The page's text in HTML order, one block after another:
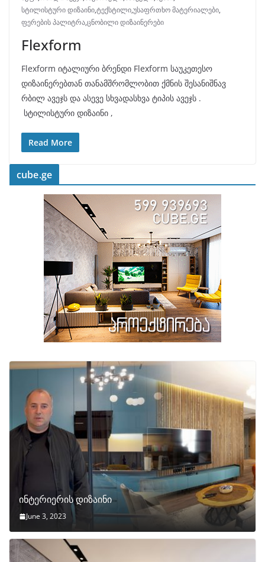
სტილისტური დიზაინი,ტექსტილი,უსაფრთხო მატერიალები,
ფერების პალიტრა,ცნობილი დიზაინერები
Flexform
Flexform იტალიური ბრენდი Flexform საუკეთესო
დიზაინერებთან თანამშრომლობით ქმნის შესანიშნავ
რბილ ავეჯს და ასევე სხვადასხვა ტიპის ავეჯს .
სტილისტური დიზაინი ,
Read More
cube.ge
ინტერიერის დიზაინი
June 3, 2023